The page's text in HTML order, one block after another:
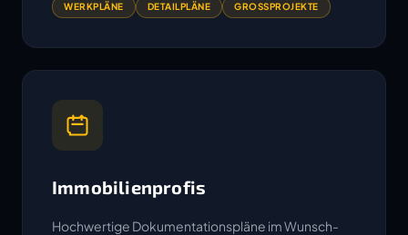
WERKPLÄNE DETAILPLÄNE GROSSPROJEKTE
Immobilienprofis
Hochwertige Dokumentationspläne im Wunsch-